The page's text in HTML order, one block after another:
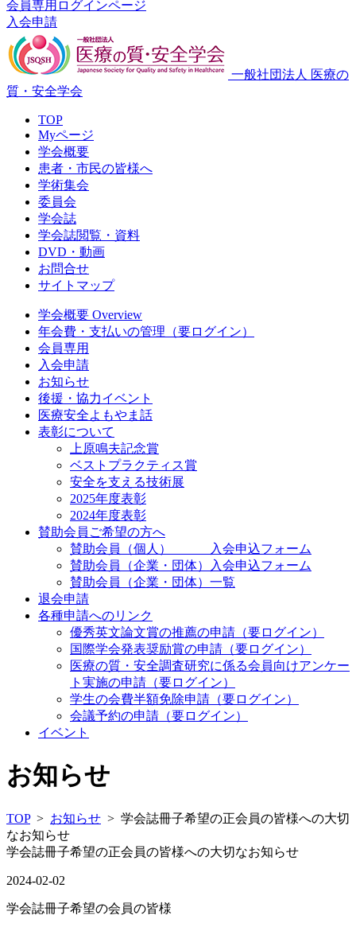
会員専用ログインページ
入会申請
一般社団法人 医療の
質・安全学会
TOP
Myページ
学会概要
患者・市民の皆様へ
学術集会
委員会
学会誌
学会誌閲覧・資料
DVD・動画
お問合せ
サイトマップ
学会概要 Overview
年会費・支払いの管理（要ログイン）
会員専用
入会申請
お知らせ
後援・協力イベント
医療安全よもやま話
表彰について
上原鳴夫記念賞
ベストプラクティス賞
安全を支える技術展
2025年度表彰
2024年度表彰
賛助会員ご希望の方へ
賛助会員（個人） 入会申込フォーム
賛助会員（企業・団体）入会申込フォーム
賛助会員（企業・団体）一覧
退会申請
各種申請へのリンク
優秀英文論文賞の推薦の申請（要ログイン）
国際学会発表奨励賞の申請（要ログイン）
医療の質・安全調査研究に係る会員向けアンケー
ト実施の申請（要ログイン）
学生の会費半額免除申請（要ログイン）
会議予約の申請（要ログイン）
イベント
お知らせ
TOP> お知らせ > 学会誌冊子希望の正会員の皆様への大切
なお知らせ
学会誌冊子希望の正会員の皆様への大切なお知らせ
2024-02-02
学会誌冊子希望の会員の皆様